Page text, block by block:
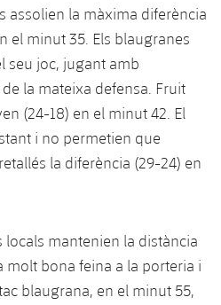
assolien la màxima diferència
el minut 35. Els blaugranes
seu joc, jugant amb
la mateixa defensa. Fruit
(24-18) en el minut 42. El
i no permetien que
la diferència (29-24) en
locals mantenien la distància
molt bona feina a la porteria i
blaugrana, en el minut 55,